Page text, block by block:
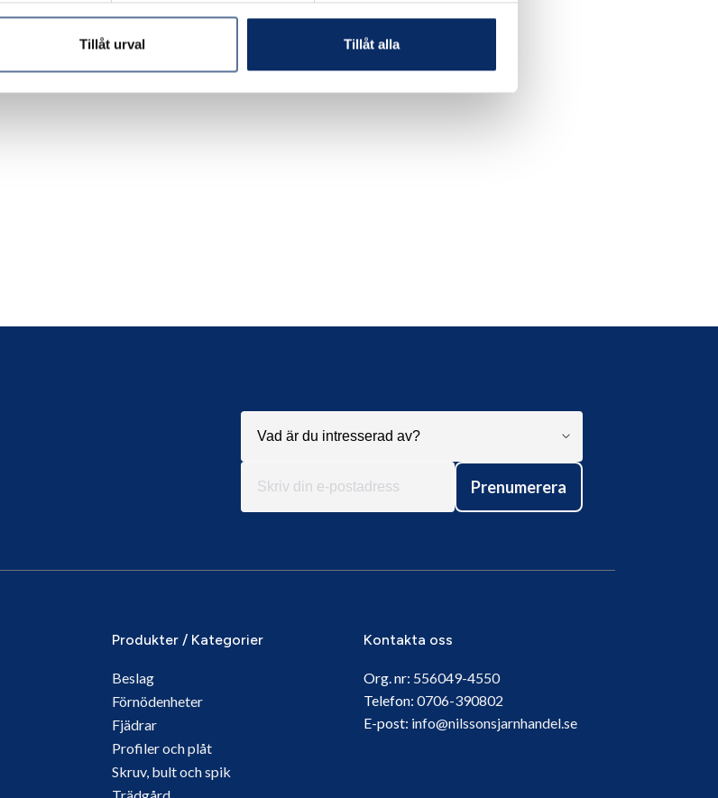
Tillåt urval Tillåt alla
Prenumerera
Produkter / Kategorier
Beslag
Förnödenheter
Fjädrar
Profiler och plåt
Skruv, bult och spik
Kontakta oss
Org. nr: 556049-4550
Telefon: 0706-390802
E-post: info@nilssonsjarnhandel.se